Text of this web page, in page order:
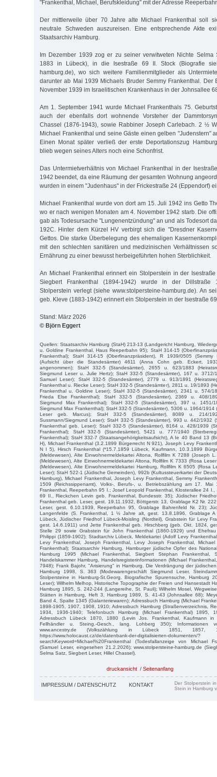
"Frankenthal, Michael, Berufskleidung" mit der Adresse
Der mittlerweile über 70 Jahre alte Michael Frankenthal soll
neutrale Schweden auszureisen. Eine entsprechende Akte
Staatsarchiv Hamburg.
Im Dezember 1939 zog er zu seiner verwitweten Nichte Selma
1883 in Lübeck), in die Isestraße 69 II. Stock (Biografie
hamburg.de), wo sich weitere Familienmitglieder als
darunter ab Mai 1939 Michaels Bruder Semmy Frankenthal. Der
November 1939 im Israelitischen Krankenhaus in der Johnsallee
Am 1. September 1941 wurde Michael Frankenthals 75.
auch der ebenfalls dort wohnende Vorsteher der
Chassel (1876-1943), sowie Rabbiner Joseph Carlebach. 2 ½
Michael Frankenthal und seine Gäste einen gelben "Judenstern"
Einen Monat später verließ der erste Deportationszug
blieb wegen seines Alters noch eine Schonfrist.
Das Untermietverhältnis von Michael Frankenthal in der
1942 beendet, da eine Räumung der gesamten Wohnung
wurden in einem "Judenhaus" in der Frickestraße 24 (Eppendorf)
Michael Frankenthal wurde von dort am 15. Juli 1942 ins Getto
wo er nach wenigen Monaten am 4. November 1942 starb. Die
gab als Todesursache "Lungenentzündung" an und als Todesort
192C. Hinter dem Kürzel HV verbirgt sich die "Dresdner
Gettos. Die starke Überbelegung des ehemaligen
mit den schlechten sanitären und medizinischen Verhältnissen
Ernährung zu einer bewusst herbeigeführten hohen Sterblichkeit.
An Michael Frankenthal erinnert ein Stolperstein in der
Siegbert Frankenthal (1894-1942) wurde in der Dillstraße
Stolperstein verlegt (siehe www.stolpersteine-hamburg.de). An
geb. Kleve (1883-1942) erinnert ein Stolperstein in der Isestraße
Stand: März 2026
© Björn Eggert
Quellen: Staatsarchiv Hamburg (StaH) 213-13 (Landgericht Hamburg,
u. Goldine Frankenthal, Haus Reeperbahn 95); StaH 314-15
Frankenthal); StaH 314-15 (Oberfinanzpräsident), R 1939/0505 (Semmy
(Aufsicht über die Standesämter) 4611 (Anna Cohn geb. Eckert,
angenommen); StaH 332-5 (Standesämter), 2655 u. 623/1883
Siegmund Leser u. Julie Hertz); StaH 332-5 (Standesämter), 167 u. 3712/
Samuel Leser); StaH 332-5 (Standesämter), 2779 u. 913/1891
Frankenthal u. Riecke Leser); StaH 332-5 (Standesämter), 2811 u. 19/1893
Frankenthal u. Goldine Leser); StaH 332-5 (Standesämter), 2341 u. 574/
Frieda Else Frankenthal); StaH 332-5 (Standesämter), 2369 u. 408/
Siegmund Max Frankenthal); StaH 332-5 (Standesämter), 397 u. 1451/
Siegmund Max Frankenthal); StaH 332-5 (Standesämter), 5306 u. 1964/1914
Leser geb. Marcus); StaH 332-5 (Standesämter), 8089 u. 214/
Sussmann/Siegmund Leser); StaH 332-5 (Standesämter), 993 u. 442/1932
Frankenthal geb. Leser); StaH 332-5 (Standesämter), 8164 u. 428/1939
Frankenthal); StaH 332-5 (Standesämter), 5421 u. 777/1940
Frankenthal); StaH 332-7 (Staatsangehörigkeitsaufsicht), A Ie 40 Band 13
H), Michael Frankenthal (3.2.1899 Bürgerrecht N 921), Joseph Levy
N I 5), Hirsch Frankenthal (*15.7.1859 Lübeck, Kaufmann, 10.3.1899
(Meldewesen), Alte Einwohnermeldekartei Altona, Rollfilm K 7288 (Joseph
(Meldewesen), Alte Einwohnermeldekartei Altona, Rollfilm K 7333 (Rosa
(Meldewesen), Alte Einwohnermeldekartei Hamburg, Rollfilm K 6505 (Rosa
Leser); StaH 522-1 (Jüdische Gemeinden), 992b (Kultussteuerkartei der
Hamburg), Michael Frankenthal, Joseph Levy Frankenthal, Semmy
1509 (Reichssippenamt), Volks-, Berufs-, u. Betriebszählung am 17.
Frankenthal, Reeperbahn 95 I.; Josef Leopold Frankenthal, Klosterallee 24 I.,
69 II., Rieckchen Levin geb. Frankenthal, Bundesstr. 35); Jüdischer
Frankenthal geb. Leser, gest. 19.11.1932, Böttgerstr. 13, Grablage K2 Nr.
Leser, gest. 6.10.1939, Reeperbahn 95, Grablage Bahrenfeld Nr. 23);
Langenfelde (S. Frankenthal, 1 ½ Jahre alt, gest. 13.8.1896, Grablage A
Lübeck, Jüdischer Friedhof Lübeck-Moisling (Nordteil), Grabstein für Levy
gest. 14.6.1911) und Jette Frankenthal geb. Hirschberg (geb. Okt. 1824,
Stelle 29 sowie Grabstein für John Frankenthal (1860-1929) und
Philippi (1859-1902); Stadtarchiv Lübeck, Meldekartei (Adolf Levy
Levy Frankenthal, Joseph Frankenthal, Levy Joseph Frankenthal,
Frankenthal); Staatsarchiv Hamburg, Hamburger jüdische Opfer des
Hamburg 1995 (Michael Frankenthal, Siegbert Stephan Frankenthal,
Handelskammer Hamburg, Handelsregisterinformationen (Michael
7948); Frank Bajohr, "Arisierung" in Hamburg. Die Verdrängung der
Hamburg 1998, S. 363 (Modewarengeschäft Siegmund Leser,
Stolpersteine in Hamburg-St.Georg. Biografische Spurensuche, Hamburg
Leser); Wilhelm Melhop, Historische Topographie der Freien und Hansestadt
Hamburg 1895, S. 242-244 (Langereihe, St. Pauli); Wilhelm Mosel,
Stätten in Hamburg, Heft 3, Hamburg 1989, S. 41-43 (Johnsallee 68);
Band 4, Spalte 1345 (Galanteriewaren); Adressbuch Hamburg (Michael
1898-1905, 1907, 1908, 1910; Adressbuch Hamburg (Straßenverzeichnis,
1934, 1936-1940; Telefonbuch Hamburg (Michael Frankenthal) 1895,
Adressbuch Lübeck 1870, 1880 (Levin Jos. Frankenthal, Kaufmann
Fellhändler u. Steing.-Gesch., lang. Lohberg 350); Informationen
www.ancestry.de (Volkszählung in Lübeck 1851, 1857,
https://www.holocaust.cz/de/datenbank-der-digitalisierten-dokumenten/?
searchKeyword=Michael%20Frankenthal (Todesfallanzeige von Michael
(Samuel Leser, eingesehen 21.2.2026); www.stolpersteine-hamburg.de
Selma Satz, Siegbert Leser, Hillel Chassel).
druckansicht / Seitenanfang
IMPRESSUM / DATENSCHUTZ KONTAKT
Der Stolperstein
Stein in Hamburg